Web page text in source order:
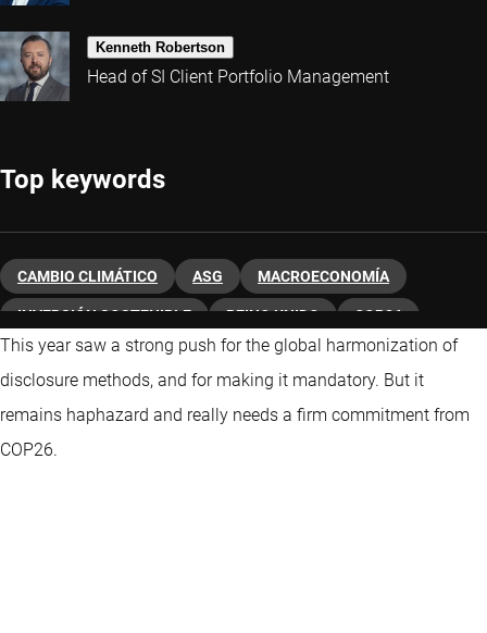
Kenneth Robertson
Head of SI Client Portfolio Management
Top keywords
CAMBIO CLIMÁTICO ASG MACROECONOMÍA
INVERSIÓN SOSTENIBLE REINO UNIDO COP26
This year saw a strong push for the global harmonization of
disclosure methods, and for making it mandatory. But it
remains haphazard and really needs a firm commitment from
COP26.